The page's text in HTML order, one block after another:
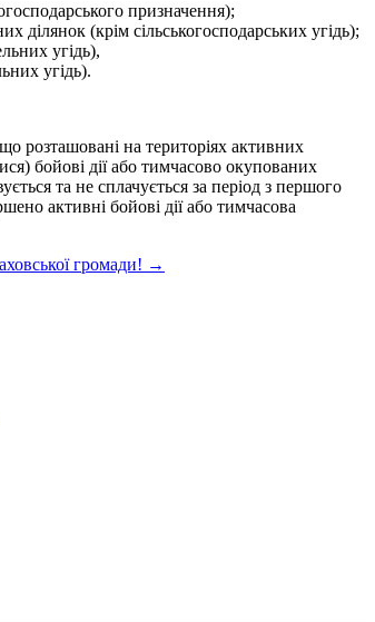
призначення);
ділянок (крім сільськогосподарських угідь);
угідь),
угідь).
розташовані на територіях активних
бойові дії або тимчасово окупованих
та не сплачується за період з першого
активні бойові дії або тимчасова
громади! →